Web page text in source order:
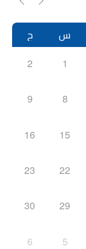
س ح
1
2
8
9
15
16
22
23
29
30
5
6